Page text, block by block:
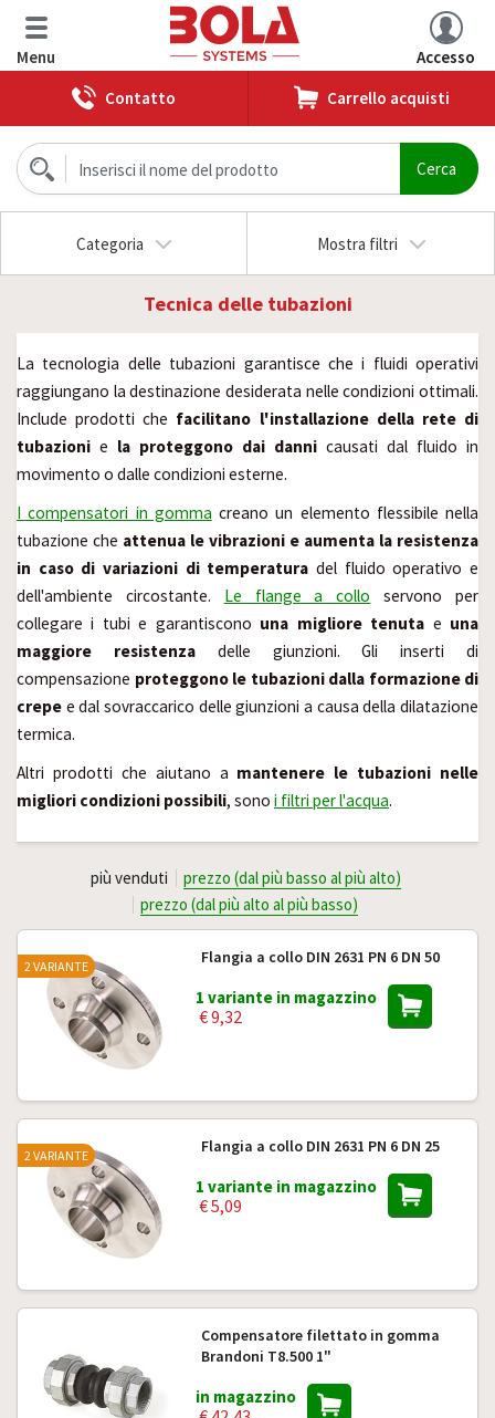
Menu
Accesso
Contatto
Carrello acquisti
Categoria Mostra filtri
Tecnica delle tubazioni
La tecnologia delle tubazioni garantisce che i fluidi operativi
raggiungano la destinazione desiderata nelle condizioni ottimali.
Include prodotti che facilitano l'installazione della rete di
tubazioni e la proteggono dai danni causati dal fluido in
movimento o dalle condizioni esterne.
I compensatori in gomma creano un elemento flessibile nella
tubazione che attenua le vibrazioni e aumenta la resistenza
in caso di variazioni di temperatura del fluido operativo e
dell'ambiente circostante.
Le flange a collo servono per
collegare i tubi e garantiscono una migliore tenuta e una
maggiore resistenzadelle giunzioni. Gli inserti di
compensazione proteggono le tubazioni dalla formazione di
crepe e dal sovraccarico delle giunzioni a causa della dilatazione
termica.
Altri prodotti che aiutano a mantenere le tubazioni nelle
migliori condizioni possibili, sono i filtri per l'acqua.
più venduti
prezzo (dal più basso al più alto)
prezzo (dal più alto al più basso)
Flangia a collo DIN 2631 PN 6 DN 50
1 variante in magazzino
€ 9,32
2 VARIANTE
Flangia a collo DIN 2631 PN 6 DN 25
1 variante in magazzino
€ 5,09
2 VARIANTE
Compensatore filettato in gomma
Brandoni T8.500 1"
in magazzino